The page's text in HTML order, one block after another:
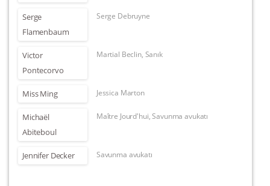
Serge
Flamenbaum
Serge Debruyne
Victor
Pontecorvo
Martial Beclin, Sanık
Miss Ming Jessica Marton
Michaël
Abiteboul
Maître Jourd'hui, Savunma avukatı
Jennifer Decker Savunma avukatı